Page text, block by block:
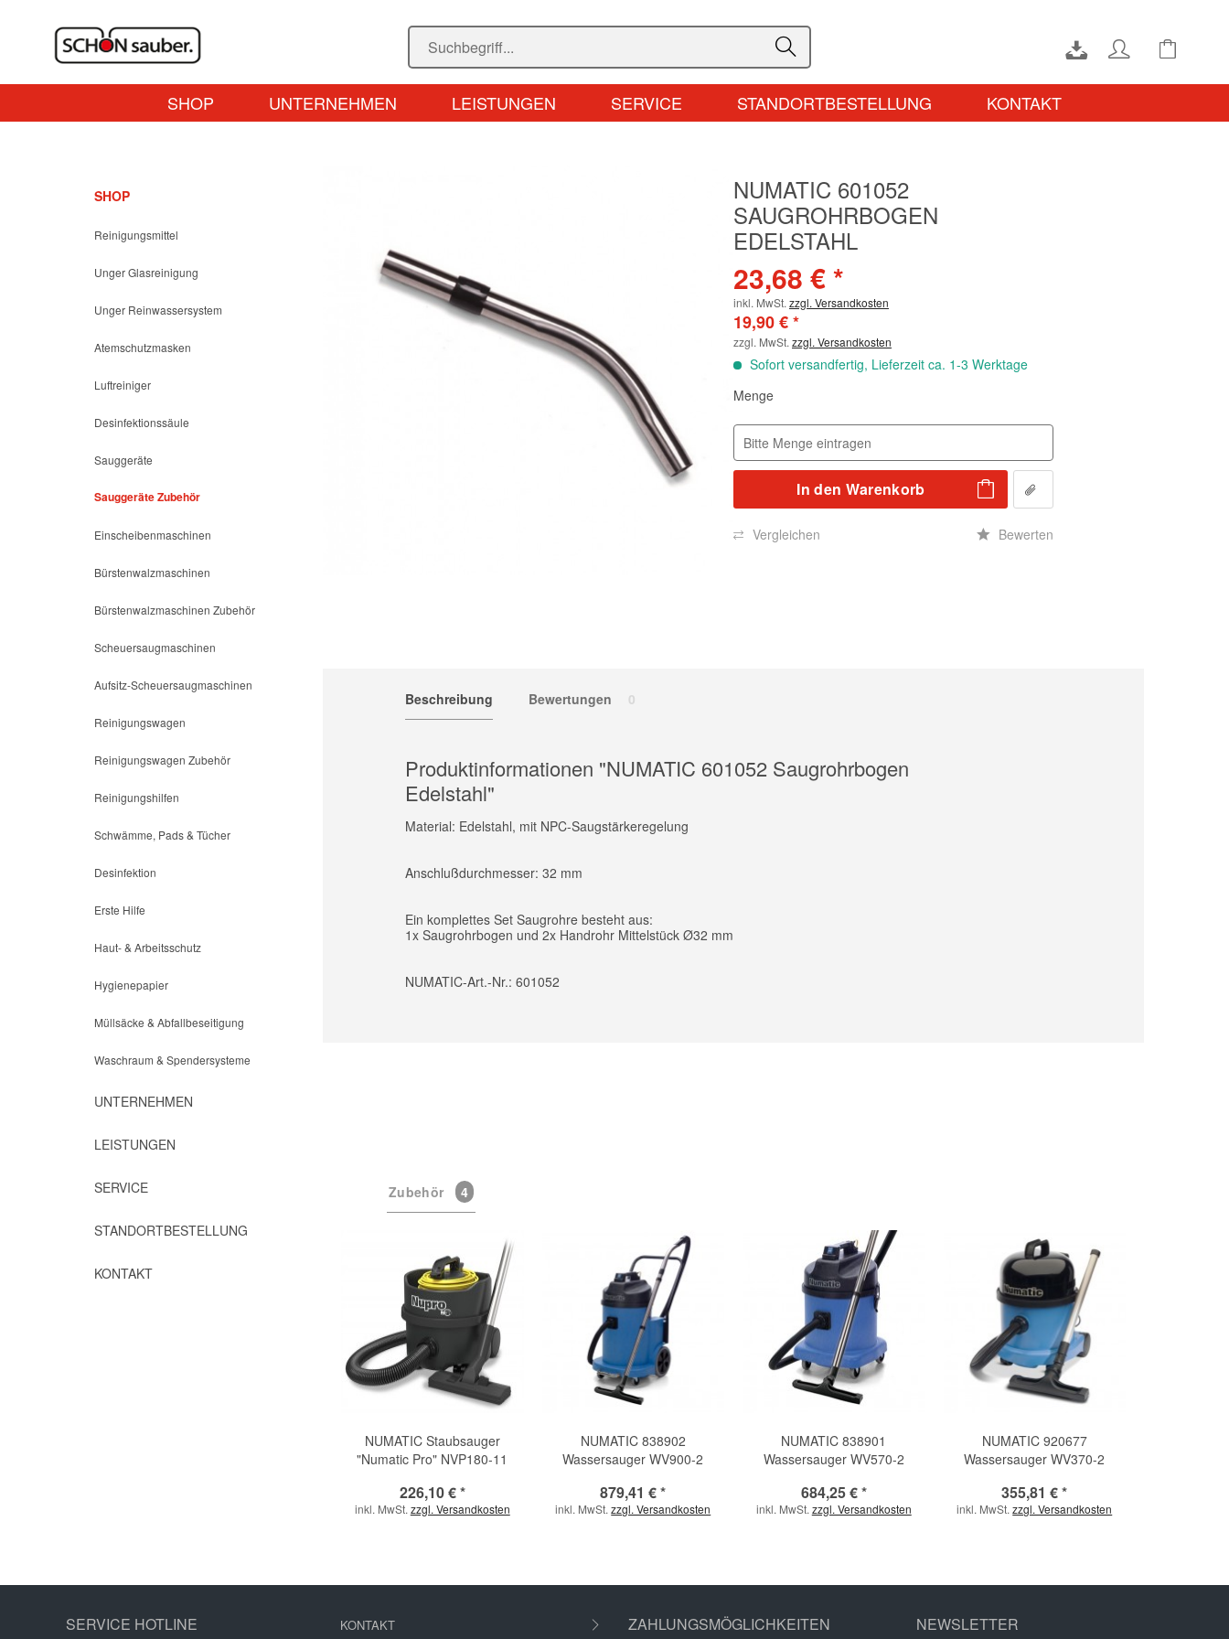
SHOP UNTERNEHMEN LEISTUNGEN SERVICE STANDORTBESTELLUNG KONTAKT
SHOP
Reinigungsmittel
Unger Glasreinigung
Unger Reinwassersystem
Atemschutzmasken
Luftreiniger
Desinfektionssäule
Sauggeräte
Sauggeräte Zubehör
Einscheibenmaschinen
Bürstenwalzmaschinen
Bürstenwalzmaschinen Zubehör
Scheuersaugmaschinen
Aufsitz-Scheuersaugmaschinen
Reinigungswagen
Reinigungswagen Zubehör
Reinigungshilfen
Schwämme, Pads & Tücher
Desinfektion
Erste Hilfe
Haut- & Arbeitsschutz
Hygienepapier
Müllsäcke & Abfallbeseitigung
Waschraum & Spendersysteme
UNTERNEHMEN
LEISTUNGEN
SERVICE
STANDORTBESTELLUNG
KONTAKT
NUMATIC 601052
SAUGROHRBOGEN
EDELSTAHL
23,68 € *
inkl. MwSt. zzgl. Versandkosten
19,90 € *
zzgl. MwSt. zzgl. Versandkosten
Sofort versandfertig, Lieferzeit ca. 1-3 Werktage
Menge
In den Warenkorb
Vergleichen Bewerten
Beschreibung Bewertungen 0
Produktinformationen "NUMATIC 601052 Saugrohrbogen
Edelstahl"
Material: Edelstahl, mit NPC-Saugstärkeregelung
Anschlußdurchmesser: 32 mm
Ein komplettes Set Saugrohre besteht aus:
1x Saugrohrbogen und 2x Handrohr Mittelstück Ø32 mm
NUMATIC-Art.-Nr.: 601052
Zubehör 4
NUMATIC Staubsauger
"Numatic Pro" NVP180-11
226,10 € *
inkl. MwSt. zzgl. Versandkosten
NUMATIC 838902
Wassersauger WV900-2
879,41 € *
inkl. MwSt.zzgl. Versandkosten
NUMATIC 838901
Wassersauger WV570-2
684,25 € *
inkl. MwSt. zzgl. Versandkosten
NUMATIC 920677
Wassersauger WV370-2
355,81 € *
inkl. MwSt.zzgl. Versandkosten
SERVICE HOTLINE KONTAKT ZAHLUNGSMÖGLICHKEITEN NEWSLETTER